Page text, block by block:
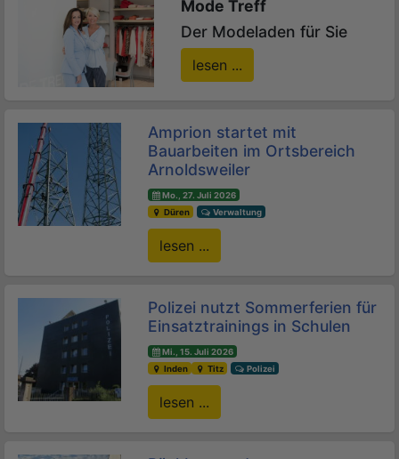
Mode Treff
Der Modeladen für Sie
lesen ...
Amprion startet mit
Bauarbeiten im Ortsbereich
Arnoldsweiler
Mo., 27. Juli 2026
Düren
Verwaltung
lesen ...
Polizei nutzt Sommerferien für
Einsatztrainings in Schulen
Mi., 15. Juli 2026
Inden
Titz Polizei
lesen ...